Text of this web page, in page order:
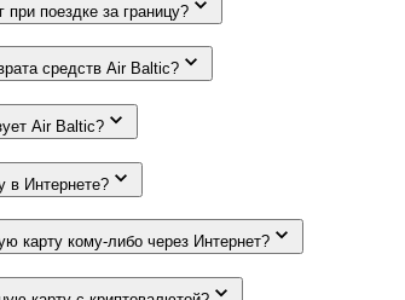
поездке за границу?
средств Air Baltic?
Air Baltic?
в Интернете?
карту кому-либо через Интернет?